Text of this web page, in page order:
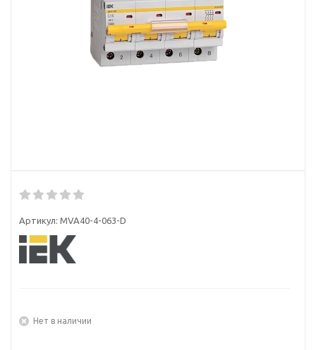
Артикул: MVA40-4-063-D
Нет в наличии